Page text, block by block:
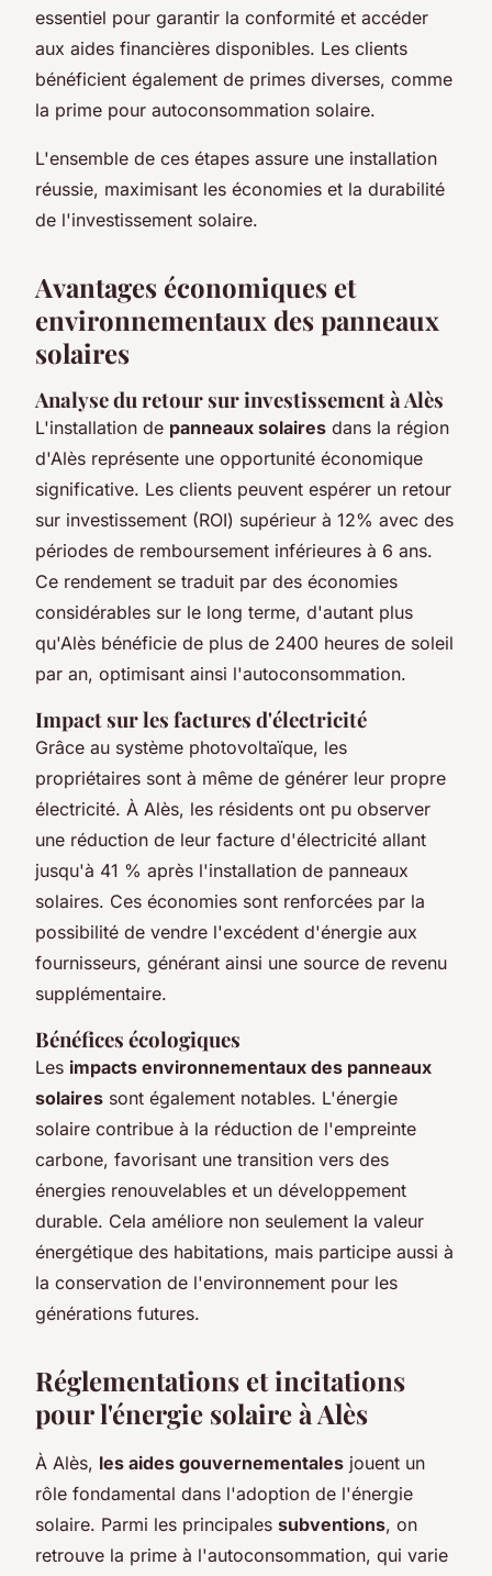
essentiel pour garantir la conformité et accéder
aux aides financières disponibles. Les clients
bénéficient également de primes diverses, comme
la prime pour autoconsommation solaire.
L'ensemble de ces étapes assure une installation
réussie, maximisant les économies et la durabilité
de l'investissement solaire.
Avantages économiques et
environnementaux des panneaux
solaires
Analyse du retour sur investissement à Alès
L'installation de panneaux solaires dans la région
d'Alès représente une opportunité économique
significative. Les clients peuvent espérer un retour
sur investissement (ROI) supérieur à 12% avec des
périodes de remboursement inférieures à 6 ans.
Ce rendement se traduit par des économies
considérables sur le long terme, d'autant plus
qu'Alès bénéficie de plus de 2400 heures de soleil
par an, optimisant ainsi l'autoconsommation.
Impact sur les factures d'électricité
Grâce au système photovoltaïque, les
propriétaires sont à même de générer leur propre
électricité. À Alès, les résidents ont pu observer
une réduction de leur facture d'électricité allant
jusqu'à 41 % après l'installation de panneaux
solaires. Ces économies sont renforcées par la
possibilité de vendre l'excédent d'énergie aux
fournisseurs, générant ainsi une source de revenu
supplémentaire.
Bénéfices écologiques
Les impacts environnementaux des panneaux
solaires sont également notables. L'énergie
solaire contribue à la réduction de l'empreinte
carbone, favorisant une transition vers des
énergies renouvelables et un développement
durable. Cela améliore non seulement la valeur
énergétique des habitations, mais participe aussi à
la conservation de l'environnement pour les
générations futures.
Réglementations et incitations
pour l'énergie solaire à Alès
À Alès, les aides gouvernementales jouent un
rôle fondamental dans l'adoption de l'énergie
solaire. Parmi les principales subventions, on
retrouve la prime à l'autoconsommation, qui varie